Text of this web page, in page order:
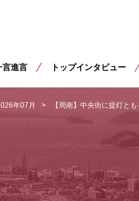
言進言 トップインタビュー
年07月 【周南】中央街に提灯と